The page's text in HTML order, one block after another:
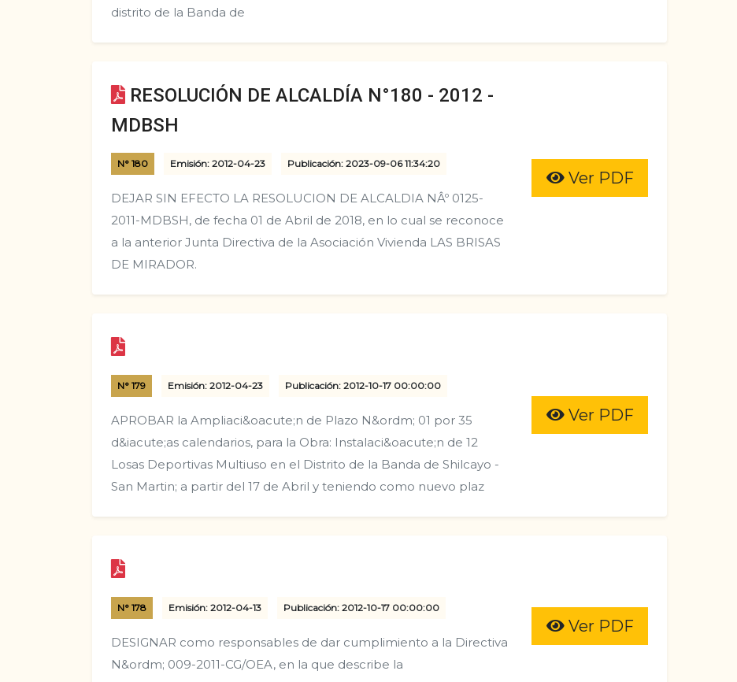
distrito de la Banda de
RESOLUCIÓN DE ALCALDÍA N°180 - 2012 -
MDBSH
N° 180 Emisión: 2012-04-23 Publicación: 2023-09-06 11:34:20
DEJAR SIN EFECTO LA RESOLUCION DE ALCALDIA NÂº 0125-
2011-MDBSH, de fecha 01 de Abril de 2018, en lo cual se reconoce
a la anterior Junta Directiva de la Asociación Vivienda LAS BRISAS
DE MIRADOR.
Ver PDF
N° 179 Emisión: 2012-04-23 Publicación: 2012-10-17 00:00:00
APROBAR la Ampliaci&oacute;n de Plazo N&ordm; 01 por 35
d&iacute;as calendarios, para la Obra: Instalaci&oacute;n de 12
Losas Deportivas Multiuso en el Distrito de la Banda de Shilcayo -
San Martin; a partir del 17 de Abril y teniendo como nuevo plaz
Ver PDF
N° 178 Emisión: 2012-04-13 Publicación: 2012-10-17 00:00:00
DESIGNAR como responsables de dar cumplimiento a la Directiva
N&ordm; 009-2011-CG/OEA, en la que describe la
Ver PDF